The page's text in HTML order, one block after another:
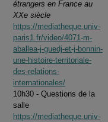
étrangers en France au
XXe siècle
https://mediatheque.univ-
paris1.fr/video/4071-m-
aballea-j-guedj-et-j-bonnin-
une-histoire-territoriale-
des-relations-
internationales/
10h30 - Questions de la
salle
https://mediatheque.univ-